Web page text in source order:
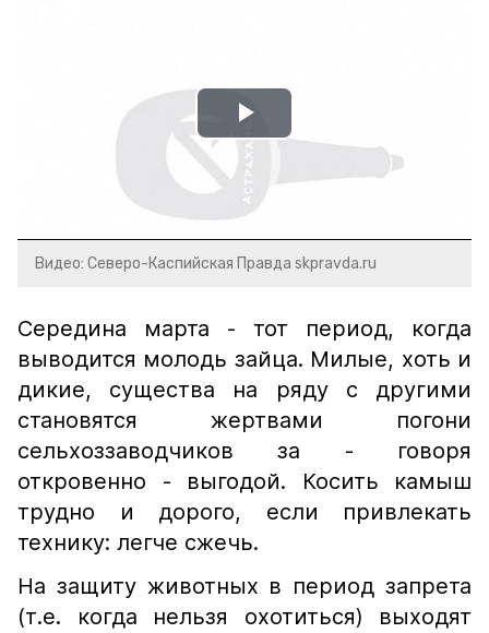
Play
Video
Видео: Северо-Каспийская Правда skpravda.ru
Середина марта - тот период, когда
выводится молодь зайца. Милые, хоть и
дикие, существа на ряду с другими
становятся жертвами погони
сельхоззаводчиков за - говоря
откровенно - выгодой. Косить камыш
трудно и дорого, если привлекать
технику: легче сжечь.
На защиту животных в период запрета
(т.е. когда нельзя охотиться) выходят